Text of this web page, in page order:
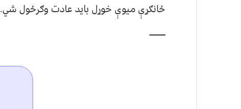
ځانګړې میوې خوړل باید عادت وګرځول شي.